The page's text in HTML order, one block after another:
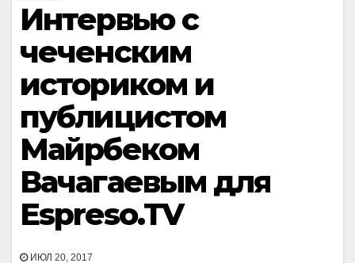
Интервью с
чеченским
историком и
публицистом
Майрбеком
Вачагаевым для
Espreso.TV
ИЮЛ 20, 2017